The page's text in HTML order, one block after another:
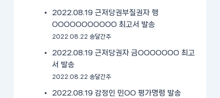
2022.08.19 근저당권부질권자 행
OOOOOOOOOOO 최고서 발송
2022.08.22 송달간주
2022.08.19 근저당권자 금OOOOOOO 최고
서 발송
2022.08.22 송달간주
2022.08.19 감정인 민OO 평가명령 발송